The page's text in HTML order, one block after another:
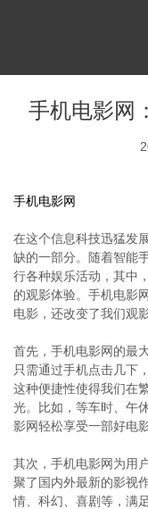
手机电影网
手机电影网
在这个信息科技迅猛发
缺的一部分。随着智能
行各种娱乐活动，其中
的观影体验。手机电影
电影，还改变了我们观
首先，手机电影网的最
只需通过手机点击几下
这种便捷性使得我们在
光。比如，等车时、午
影网轻松享受一部好电
其次，手机电影网为用
聚了国内外最新的影视
情、科幻、喜剧等，满